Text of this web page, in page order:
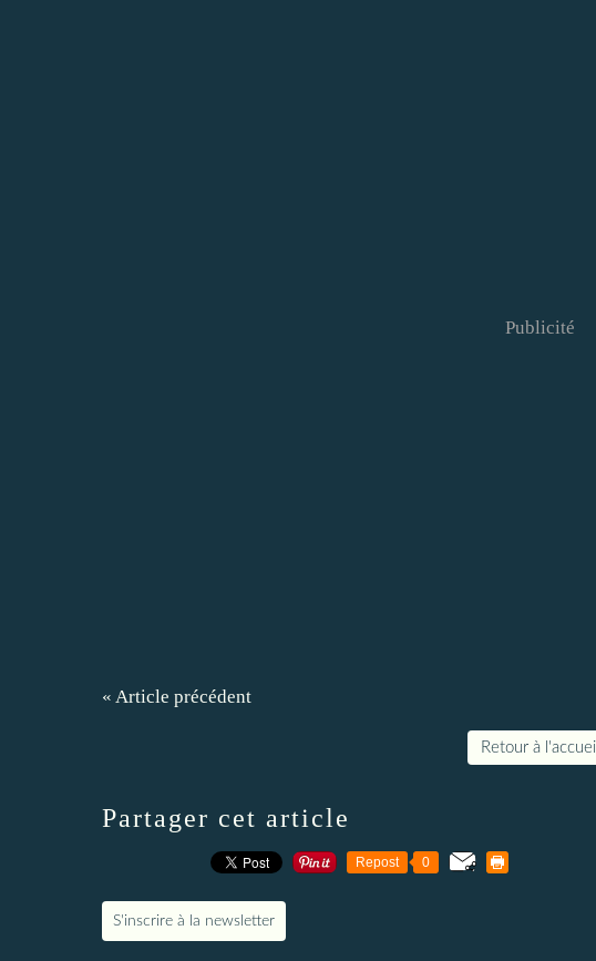
Publicité
« Article précédent
Retour à l'accueil
Partager cet article
Repost 0
S'inscrire à la newsletter